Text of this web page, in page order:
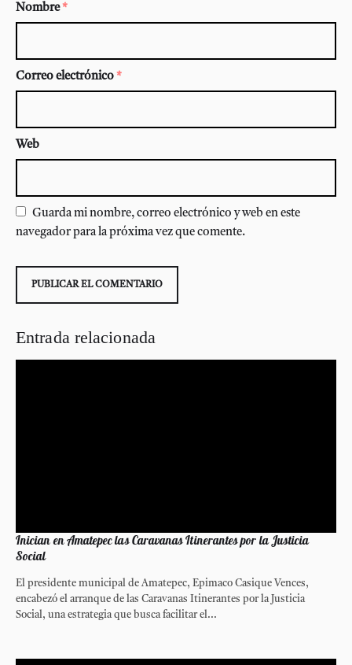
Nombre*
Correo electrónico *
Web
Guarda mi nombre, correo electrónico y web en este
navegador para la próxima vez que comente.
Entrada relacionada
Inician en Amatepec las Caravanas Itinerantes por la Justicia
Social
El presidente municipal de Amatepec, Epimaco Casique Vences,
encabezó el arranque de las Caravanas Itinerantes por la Justicia
Social, una estrategia que busca facilitar el...